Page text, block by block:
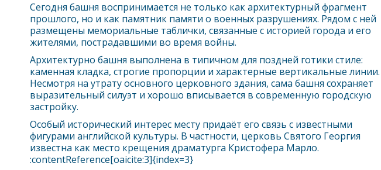
Сегодня башня воспринимается не только как архитектурный фрагмент
прошлого, но и как памятник памяти о военных разрушениях. Рядом с ней
размещены мемориальные таблички, связанные с историей города и его
жителями, пострадавшими во время войны.
Архитектурно башня выполнена в типичном для поздней готики стиле:
каменная кладка, строгие пропорции и характерные вертикальные линии.
Несмотря на утрату основного церковного здания, сама башня сохраняет
выразительный силуэт и хорошо вписывается в современную городскую
застройку.
Особый исторический интерес месту придаёт его связь с известными
фигурами английской культуры. В частности, церковь Святого Георгия
известна как место крещения драматурга Кристофера Марло.
:contentReference[oaicite:3]{index=3}